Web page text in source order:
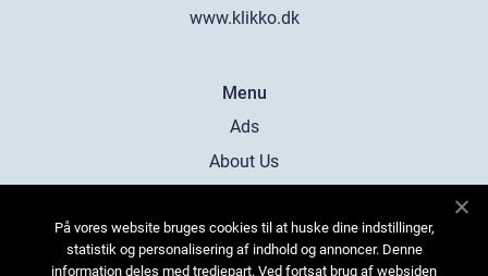
www.klikko.dk
Menu
Ads
About Us
Contact
Sitemap
På vores website bruges cookies til at huske dine indstillinger,
statistik og personalisering af indhold og annoncer. Denne
information deles med tredjepart. Ved fortsat brug af websiden